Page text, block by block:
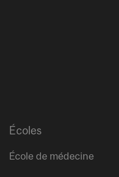
Écoles
École de médecine